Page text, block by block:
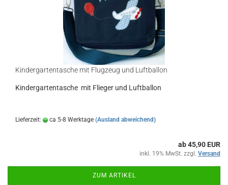
Kindergartentasche mit Flugzeug und Luftballon
Kindergartentasche mit Flieger und Luftballon
Lieferzeit: ca 5-8 Werktage (Ausland abweichend)
ab 45,90 EUR
inkl. 19% MwSt. zzgl. Versand
ZUM ARTIKEL